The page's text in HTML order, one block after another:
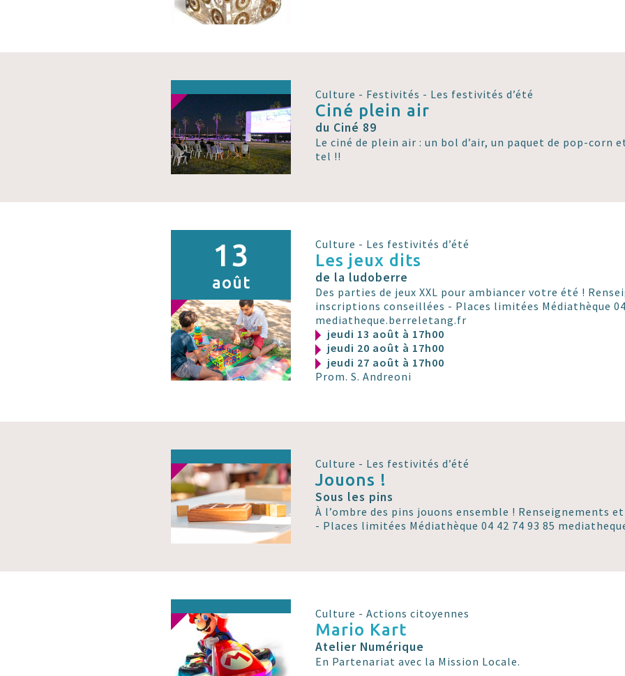
Culture - Festivités - Les festivités d’été
Ciné plein air
du Ciné 89
Le ciné de plein air : un bol d’air, un paquet de pop-corn
tel !!
13
août
Culture - Les festivités d’été
Les jeux dits
de la ludoberre
Des parties de jeux XXL pour ambiancer votre été !
inscriptions conseillées - Places limitées Médiathèque 04
mediatheque.berreletang.fr
jeudi 13 août à 17h00
jeudi 20 août à 17h00
jeudi 27 août à 17h00
Prom. S. Andreoni
Culture - Les festivités d’été
Jouons !
Sous les pins
À l’ombre des pins jouons ensemble ! Renseignements
- Places limitées Médiathèque 04 42 74 93 85
Culture - Actions citoyennes
Mario Kart
Atelier Numérique
En Partenariat avec la Mission Locale.